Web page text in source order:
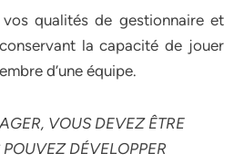
qualités de gestionnaire et
la capacité de jouer
d’une équipe.
VOUS DEVEZ ÊTRE
DÉVELOPPER